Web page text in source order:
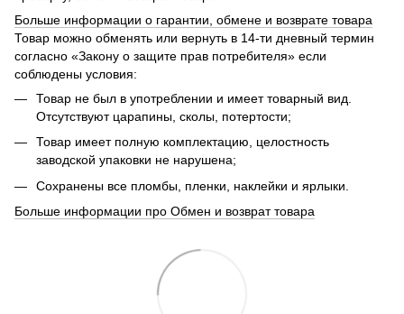
Больше информации о гарантии, обмене и возврате товара
Товар можно обменять или вернуть в 14-ти дневный термин
согласно «Закону о защите прав потребителя» если
соблюдены условия:
Товар не был в употреблении и имеет товарный вид.
Отсутствуют царапины, сколы, потертости;
Товар имеет полную комплектацию, целостность
заводской упаковки не нарушена;
Сохранены все пломбы, пленки, наклейки и ярлыки.
Больше информации про Обмен и возврат товара